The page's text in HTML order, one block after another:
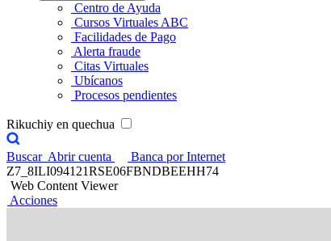
Centro de Ayuda
Cursos Virtuales ABC
Facilidades de Pago
Alerta fraude
Citas Virtuales
Ubícanos
Procesos pendientes
Rikuchiy en quechua
Buscar Abrir cuenta
Banca por Internet
Z7_8ILI094121RSE06FBNDBEEHH74
Web Content Viewer
Acciones